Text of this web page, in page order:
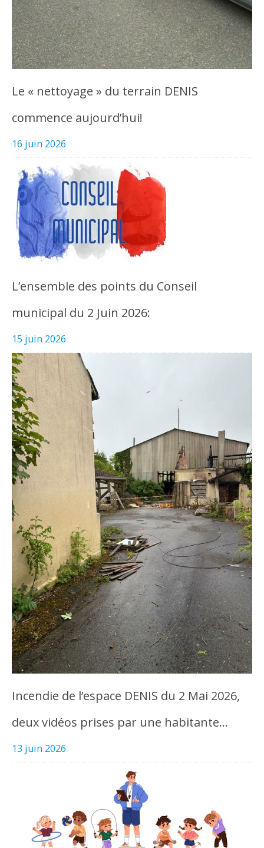
Le « nettoyage » du terrain DENIS
commence aujourd’hui!
16 juin 2026
L’ensemble des points du Conseil
municipal du 2 Juin 2026:
15 juin 2026
Incendie de l’espace DENIS du 2 Mai 2026,
deux vidéos prises par une habitante…
13 juin 2026